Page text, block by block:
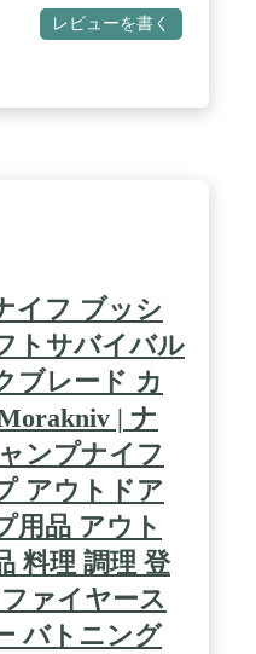
。 / 刃素材：トリプ
ル / 柄素材：Curly
) / 刃長：11cm、刃
ウェー / ※天然素材
ます。 ※18歳未満の方
お願いします。※2024
ロスの付属が無くな
願いします。
レビューを書く
イフ ブッシ
トサバイバル
ブレード カ
| ナ
ンプナイフ
アウトドア
用品 アウト
料理 調理 登
ァイヤース
バトニング